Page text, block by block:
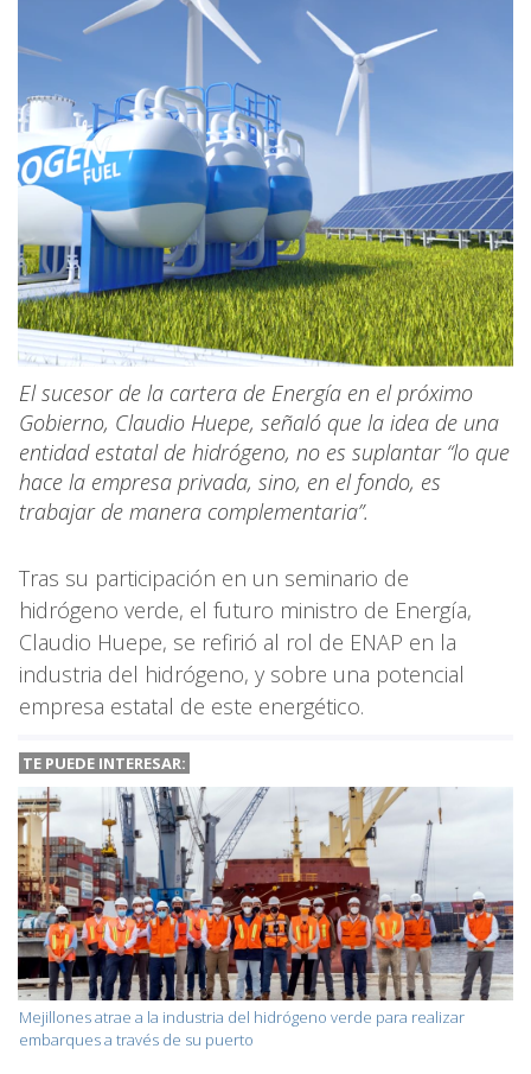
El sucesor de la cartera de Energía en el próximo
Gobierno, Claudio Huepe, señaló que la idea de una
entidad estatal de hidrógeno, no es suplantar “lo que
hace la empresa privada, sino, en el fondo, es
trabajar de manera complementaria”.
Tras su participación en un seminario de
hidrógeno verde, el futuro ministro de Energía,
Claudio Huepe, se refirió al rol de ENAP en la
industria del hidrógeno, y sobre una potencial
empresa estatal de este energético.
TE PUEDE INTERESAR:
Mejillones atrae a la industria del hidrógeno verde para realizar
embarques a través de su puerto